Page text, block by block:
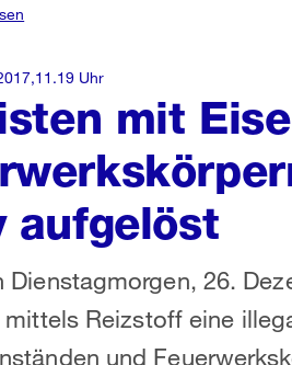
mit
aufgelöst
Dienstagmorgen, 26.
Reizstoff eine
und
Uhr